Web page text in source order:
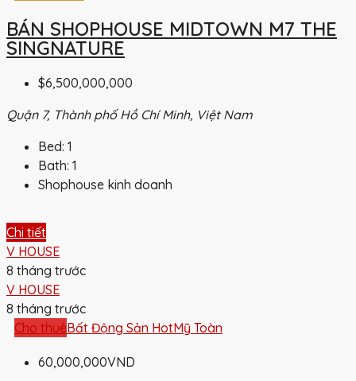
BÁN SHOPHOUSE MIDTOWN M7 THE
SINGNATURE
$6,500,000,000
Quận 7, Thành phố Hồ Chí Minh, Việt Nam
Bed: 1
Bath: 1
Shophouse kinh doanh
Chi tiết
V HOUSE
8 tháng trước
V HOUSE
8 tháng trước
Cho thuêBất Động Sản HotMỹ Toàn
60,000,000VND